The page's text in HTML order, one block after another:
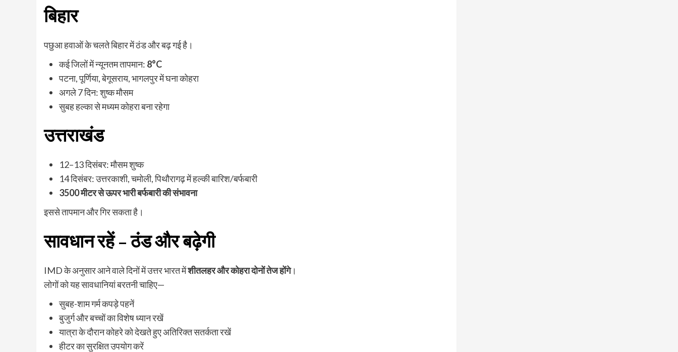
बिहार
पछुआ हवाओं के चलते बिहार में ठंड और बढ़ गई है।
कई जिलों में न्यूनतम तापमान: 8°C
पटना, पूर्णिया, बेगूसराय, भागलपुर में घना कोहरा
अगले 7 दिन: शुष्क मौसम
सुबह हल्का से मध्यम कोहरा बना रहेगा
उत्तराखंड
12–13 दिसंबर: मौसम शुष्क
14 दिसंबर: उत्तरकाशी, चमोली, पिथौरागढ़ में हल्की बारिश/बर्फबारी
3500 मीटर से ऊपर भारी बर्फबारी की संभावना
इससे तापमान और गिर सकता है।
सावधान रहें – ठंड और बढ़ेगी
IMD के अनुसार आने वाले दिनों में उत्तर भारत मेंशीतलहर और कोहरा दोनों तेज होंगे।
लोगों को यह सावधानियां बरतनी चाहिए—
सुबह-शाम गर्म कपड़े पहनें
बुजुर्ग और बच्चों का विशेष ध्यान रखें
यात्रा के दौरान कोहरे को देखते हुए अतिरिक्त सतर्कता रखें
हीटर का सुरक्षित उपयोग करें